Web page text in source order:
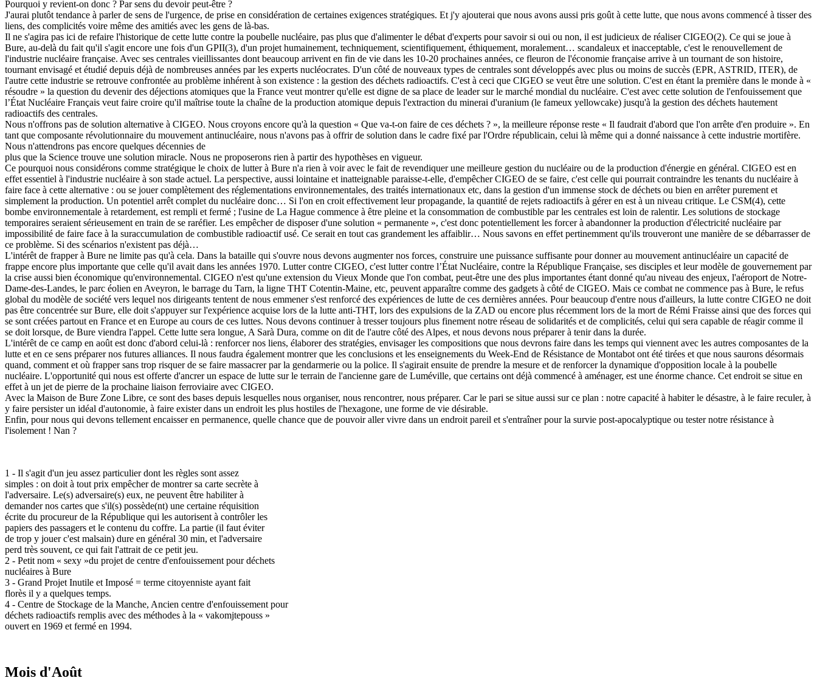
Pourquoi y revient-on donc ? Par sens du devoir peut-être ?
J'aurai plutôt tendance à parler de sens de l'urgence, de prise en considération de certaines exigences stratégiques. Et j'y ajouterai que nous avons aussi pris goût à cette lutte, que nous avons commencé à tisser des
liens, des complicités voire même des amitiés avec les gens de là-bas.
Il ne s'agira pas ici de refaire l'historique de cette lutte contre la poubelle nucléaire, pas plus que d'alimenter le débat d'experts pour savoir si oui ou non, il est judicieux de réaliser CIGEO(2). Ce qui se joue à
Bure, au-delà du fait qu'il s'agit encore une fois d'un GPII(3), d'un projet humainement, techniquement, scientifiquement, éthiquement, moralement… scandaleux et inacceptable, c'est le renouvellement de
l'industrie nucléaire française. Avec ses centrales vieillissantes dont beaucoup arrivent en fin de vie dans les 10-20 prochaines années, ce fleuron de l'économie française arrive à un tournant de son histoire,
tournant envisagé et étudié depuis déjà de nombreuses années par les experts nucléocrates. D'un côté de nouveaux types de centrales sont développés avec plus ou moins de succès (EPR, ASTRID, ITER), de
l'autre cette industrie se retrouve confrontée au problème inhérent à son existence : la gestion des déchets radioactifs. C'est à ceci que CIGEO se veut être une solution. C'est en étant la première dans le monde à «
résoudre » la question du devenir des déjections atomiques que la France veut montrer qu'elle est digne de sa place de leader sur le marché mondial du nucléaire. C'est avec cette solution de l'enfouissement que
l’État Nucléaire Français veut faire croire qu'il maîtrise toute la chaîne de la production atomique depuis l'extraction du minerai d'uranium (le fameux yellowcake) jusqu'à la gestion des déchets hautement
radioactifs des centrales.
Nous n'offrons pas de solution alternative à CIGEO. Nous croyons encore qu'à la question « Que va-t-on faire de ces déchets ? », la meilleure réponse reste « Il faudrait d'abord que l'on arrête d'en produire ». En
tant que composante révolutionnaire du mouvement antinucléaire, nous n'avons pas à offrir de solution dans le cadre fixé par l'Ordre républicain, celui là même qui a donné naissance à cette industrie mortifère.
Nous n'attendrons pas encore quelques décennies de
plus que la Science trouve une solution miracle. Nous ne proposerons rien à partir des hypothèses en vigueur.
Ce pourquoi nous considérons comme stratégique le choix de lutter à Bure n'a rien à voir avec le fait de revendiquer une meilleure gestion du nucléaire ou de la production d'énergie en général. CIGEO est en
effet essentiel à l'industrie nucléaire à son stade actuel. La perspective, aussi lointaine et inatteignable paraisse-t-elle, d'empêcher CIGEO de se faire, c'est celle qui pourrait contraindre les tenants du nucléaire à
faire face à cette alternative : ou se jouer complètement des réglementations environnementales, des traités internationaux etc, dans la gestion d'un immense stock de déchets ou bien en arrêter purement et
simplement la production. Un potentiel arrêt complet du nucléaire donc… Si l'on en croit effectivement leur propagande, la quantité de rejets radioactifs à gérer en est à un niveau critique. Le CSM(4), cette
bombe environnementale à retardement, est rempli et fermé ; l'usine de La Hague commence à être pleine et la consommation de combustible par les centrales est loin de ralentir. Les solutions de stockage
temporaires seraient sérieusement en train de se raréfier. Les empêcher de disposer d'une solution « permanente », c'est donc potentiellement les forcer à abandonner la production d'électricité nucléaire par
impossibilité de faire face à la suraccumulation de combustible radioactif usé. Ce serait en tout cas grandement les affaiblir… Nous savons en effet pertinemment qu'ils trouveront une manière de se débarrasser de
ce problème. Si des scénarios n'existent pas déjà…
L'intérêt de frapper à Bure ne limite pas qu'à cela. Dans la bataille qui s'ouvre nous devons augmenter nos forces, construire une puissance suffisante pour donner au mouvement antinucléaire un capacité de
frappe encore plus importante que celle qu'il avait dans les années 1970. Lutter contre CIGEO, c'est lutter contre l’État Nucléaire, contre la République Française, ses disciples et leur modèle de gouvernement par
la crise aussi bien économique qu'environnemental. CIGEO n'est qu'une extension du Vieux Monde que l'on combat, peut-être une des plus importantes étant donné qu'au niveau des enjeux, l'aéroport de Notre-
Dame-des-Landes, le parc éolien en Aveyron, le barrage du Tarn, la ligne THT Cotentin-Maine, etc, peuvent apparaître comme des gadgets à côté de CIGEO. Mais ce combat ne commence pas à Bure, le refus
global du modèle de société vers lequel nos dirigeants tentent de nous emmener s'est renforcé des expériences de lutte de ces dernières années. Pour beaucoup d'entre nous d'ailleurs, la lutte contre CIGEO ne doit
pas être concentrée sur Bure, elle doit s'appuyer sur l'expérience acquise lors de la lutte anti-THT, lors des expulsions de la ZAD ou encore plus récemment lors de la mort de Rémi Fraisse ainsi que des forces qui
se sont créées partout en France et en Europe au cours de ces luttes. Nous devons continuer à tresser toujours plus finement notre réseau de solidarités et de complicités, celui qui sera capable de réagir comme il
se doit lorsque, de Bure viendra l'appel. Cette lutte sera longue, A Sarà Dura, comme on dit de l'autre côté des Alpes, et nous devons nous préparer à tenir dans la durée.
L'intérêt de ce camp en août est donc d'abord celui-là : renforcer nos liens, élaborer des stratégies, envisager les compositions que nous devrons faire dans les temps qui viennent avec les autres composantes de la
lutte et en ce sens préparer nos futures alliances. Il nous faudra également montrer que les conclusions et les enseignements du Week-End de Résistance de Montabot ont été tirées et que nous saurons désormais
quand, comment et où frapper sans trop risquer de se faire massacrer par la gendarmerie ou la police. Il s'agirait ensuite de prendre la mesure et de renforcer la dynamique d'opposition locale à la poubelle
nucléaire. L'opportunité qui nous est offerte d'ancrer un espace de lutte sur le terrain de l'ancienne gare de Luméville, que certains ont déjà commencé à aménager, est une énorme chance. Cet endroit se situe en
effet à un jet de pierre de la prochaine liaison ferroviaire avec CIGEO.
Avec la Maison de Bure Zone Libre, ce sont des bases depuis lesquelles nous organiser, nous rencontrer, nous préparer. Car le pari se situe aussi sur ce plan : notre capacité à habiter le désastre, à le faire reculer, à
y faire persister un idéal d'autonomie, à faire exister dans un endroit les plus hostiles de l'hexagone, une forme de vie désirable.
Enfin, pour nous qui devons tellement encaisser en permanence, quelle chance que de pouvoir aller vivre dans un endroit pareil et s'entraîner pour la survie post-apocalyptique ou tester notre résistance à
l'isolement ! Nan ?
1 - Il s'agit d'un jeu assez particulier dont les règles sont assez
simples : on doit à tout prix empêcher de montrer sa carte secrète à
l'adversaire. Le(s) adversaire(s) eux, ne peuvent être habiliter à
demander nos cartes que s'il(s) possède(nt) une certaine réquisition
écrite du procureur de la République qui les autorisent à contrôler les
papiers des passagers et le contenu du coffre. La partie (il faut éviter
de trop y jouer c'est malsain) dure en général 30 min, et l'adversaire
perd très souvent, ce qui fait l'attrait de ce petit jeu.
2 - Petit nom « sexy »du projet de centre d'enfouissement pour déchets
nucléaires à Bure
3 - Grand Projet Inutile et Imposé = terme citoyenniste ayant fait
florès il y a quelques temps.
4 - Centre de Stockage de la Manche, Ancien centre d'enfouissement pour
déchets radioactifs remplis avec des méthodes à la « vakomjtepouss »
ouvert en 1969 et fermé en 1994.
Mois d'Août